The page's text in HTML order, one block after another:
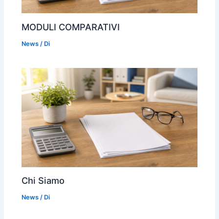
MODULI COMPARATIVI
News / Di
Chi Siamo
News / Di